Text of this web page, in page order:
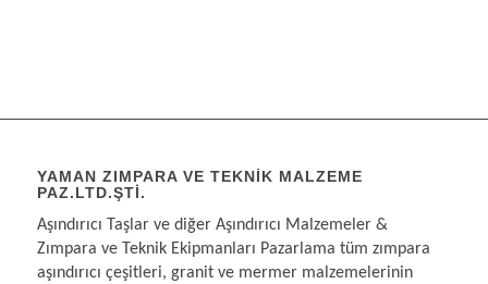
YAMAN ZIMPARA VE TEKNIK MALZEME
PAZ.LTD.ŞTI.
Aşındırıcı Taşlar ve diğer Aşındırıcı Malzemeler &
Zımpara ve Teknik Ekipmanları Pazarlama tüm zımpara
aşındırıcı çeşitleri, granit ve mermer malzemelerinin